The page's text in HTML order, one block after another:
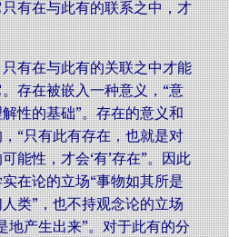
有在与此有的联系之中，才
有在与此有的关联之中才能
存在被嵌入一种意义，“意
性的基础”。存在的意义和
“只有此有存在，也就是对
能性，才会‘有’存在”。因此
在论的立场“事物如其所是
类”，也不持观念论的立场
地产生出来”。对于此有的分